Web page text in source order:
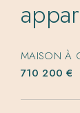
MAISON À
710 200 €